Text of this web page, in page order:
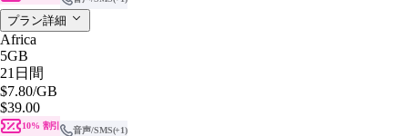
プラン詳細
Africa
5GB
21日間
$7.80/GB
$39.00
10% 割引 音声/SMS(+1)